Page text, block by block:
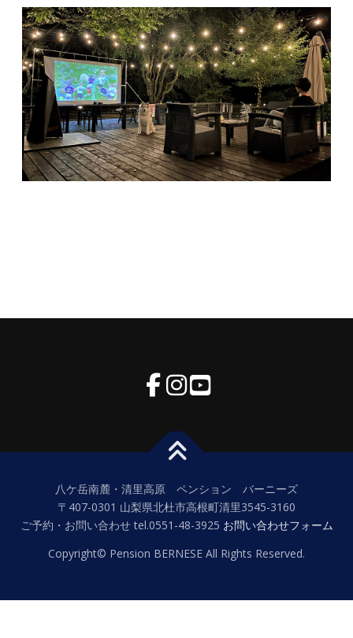
八ケ岳南麓・清里高原 ペンション バーニーズ
〒407-0301 山梨県北杜市高根町清里3545-3160
ご予約・お問い合わせ tel.0551-48-3925 お問い合わせフォーム
Copyright© Pension BERNESE All Rights Reserved.